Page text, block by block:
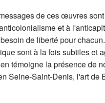
de ces œuvres
et à
de liberté pour
sont à la fois subtiles et
témoigne la présence de
Seine-Saint-Denis, l'art de